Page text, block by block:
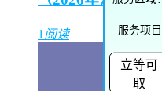
1 阅读 服务项目
立等可
取